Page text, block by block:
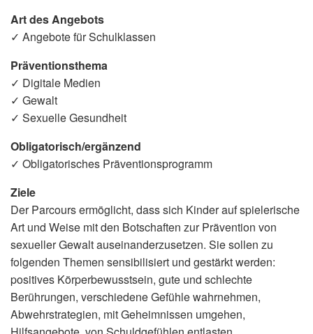
Art des Angebots
✓ Angebote für Schulklassen
Präventionsthema
✓ Digitale Medien
✓ Gewalt
✓ Sexuelle Gesundheit
Obligatorisch/ergänzend
✓ Obligatorisches Präventionsprogramm
Ziele
Der Parcours ermöglicht, dass sich Kinder auf spielerische
Art und Weise mit den Botschaften zur Prävention von
sexueller Gewalt auseinanderzusetzen. Sie sollen zu
folgenden Themen sensibilisiert und gestärkt werden:
positives Körperbewusstsein, gute und schlechte
Berührungen, verschiedene Gefühle wahrnehmen,
Abwehrstrategien, mit Geheimnissen umgehen,